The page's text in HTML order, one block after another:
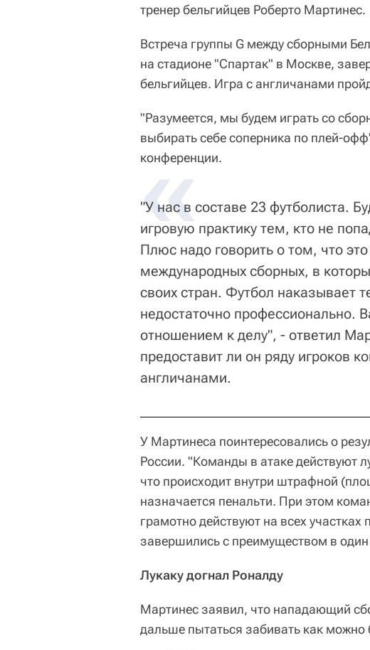
тренер бельгийцев Роберто Мартинес.
Встреча группы G между сборными
на стадионе "Спартак" в Москве,
бельгийцев. Игра с англичанами
"Разумеется, мы будем играть со
выбирать себе соперника по плей-
конференции.
"У нас в составе 23 футболиста.
игровую практику тем, кто не
Плюс надо говорить о том, что
международных сборных, в
своих стран. Футбол наказывает
недостаточно профессионально.
отношением к делу", - ответил
предоставит ли он ряду игроков
англичанами.
У Мартинеса поинтересовались о
России. "Команды в атаке действуют
что происходит внутри штрафной
назначается пенальти. При этом
грамотно действуют на всех
завершились с преимуществом в
Лукаку догнал Роналду
Мартинес заявил, что нападающий
дальше пытаться забивать как